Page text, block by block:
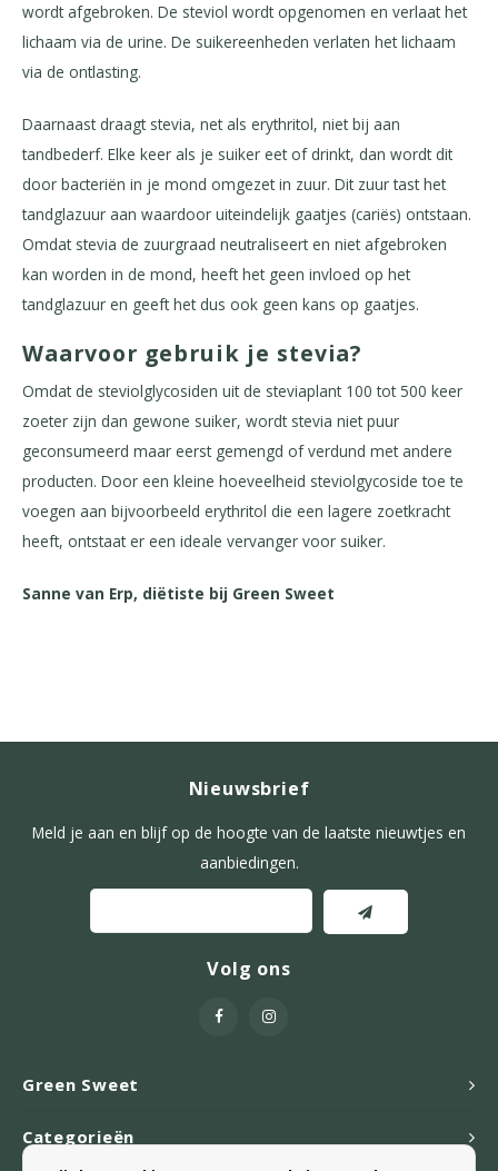
wordt afgebroken. De steviol wordt opgenomen en verlaat het
lichaam via de urine. De suikereenheden verlaten het lichaam
via de ontlasting.
Daarnaast draagt stevia, net als erythritol, niet bij aan
tandbederf. Elke keer als je suiker eet of drinkt, dan wordt dit
door bacteriën in je mond omgezet in zuur. Dit zuur tast het
tandglazuur aan waardoor uiteindelijk gaatjes (cariës) ontstaan.
Omdat stevia de zuurgraad neutraliseert en niet afgebroken
kan worden in de mond, heeft het geen invloed op het
tandglazuur en geeft het dus ook geen kans op gaatjes.
Waarvoor gebruik je stevia?
Omdat de steviolglycosiden uit de steviaplant 100 tot 500 keer
zoeter zijn dan gewone suiker, wordt stevia niet puur
geconsumeerd maar eerst gemengd of verdund met andere
producten. Door een kleine hoeveelheid steviolgycoside toe te
voegen aan bijvoorbeeld erythritol die een lagere zoetkracht
heeft, ontstaat er een ideale vervanger voor suiker.
Sanne van Erp, diëtiste bij Green Sweet
Green Sweet
Nieuwsbrief
Meld je aan en blijf op de hoogte van de laatste nieuwtjes en
aanbiedingen.
Volg ons
Categorieën